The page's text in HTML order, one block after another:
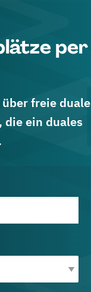
per
freie duale
die ein duales